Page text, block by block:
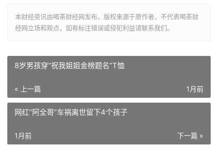
本财经资讯由喝茶财经网发布，版权来源于原作者，不代表喝茶财
经网立场和观点，如有标注错误或侵犯利益请联系我们。
8岁男孩穿“祝我姐姐金榜题名”T恤
« 上一篇 1月前
网红“阿全哥”车祸离世留下4个孩子
下一篇 »
1月前